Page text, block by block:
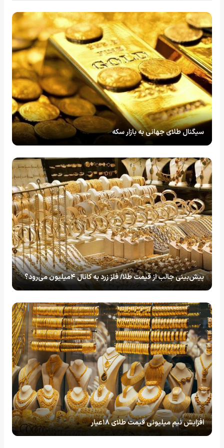
سیگنال طلای جهانی به بازار سکه
پیش‌بینی جالب از قیمت طلا/ فلز زرد به کانال ۴میلیون می‌رود؟
افزایش نیم میلیونی قیمت طلای ۱۸عیار